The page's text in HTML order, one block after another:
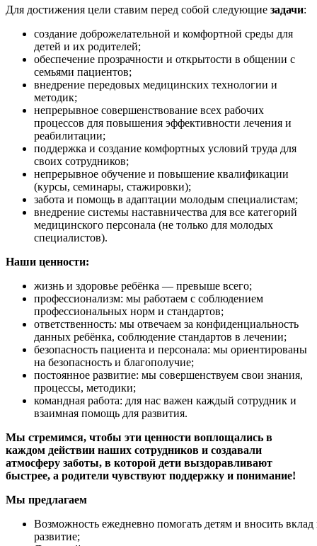
Для достижения цели ставим перед собой следующие задачи:
создание доброжелательной и комфортной среды для
детей и их родителей;
обеспечение прозрачности и открытости в общении с
семьями пациентов;
внедрение передовых медицинских технологии и
методик;
непрерывное совершенствование всех рабочих
процессов для повышения эффективности лечения и
реабилитации;
поддержка и создание комфортных условий труда для
своих сотрудников;
непрерывное обучение и повышение квалификации
(курсы, семинары, стажировки);
забота и помощь в адаптации молодым специалистам;
внедрение системы наставничества для все категорий
медицинского персонала (не только для молодых
специалистов).
Наши ценности:
жизнь и здоровье ребёнка — превыше всего;
профессионализм: мы работаем с соблюдением
профессиональных норм и стандартов;
ответственность: мы отвечаем за конфиденциальность
данных ребёнка, соблюдение стандартов в лечении;
безопасность пациента и персонала: мы ориентированы
на безопасность и благополучие;
постоянное развитие: мы совершенствуем свои знания,
процессы, методики;
командная работа: для нас важен каждый сотрудник и
взаимная помощь для развития.
Мы стремимся, чтобы эти ценности воплощались в
каждом действии наших сотрудников и создавали
атмосферу заботы, в которой дети выздоравливают
быстрее, а родители чувствуют поддержку и понимание!
Мы предлагаем
Возможность ежедневно помогать детям и вносить вклад
развитие;